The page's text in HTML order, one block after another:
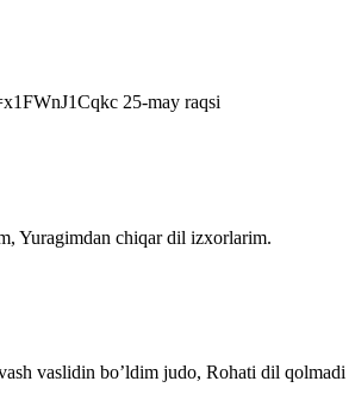
25-may raqsi
Yuragimdan chiqar dil izxorlarim.
vaslidin bo’ldim judo, Rohati dil qolmadi